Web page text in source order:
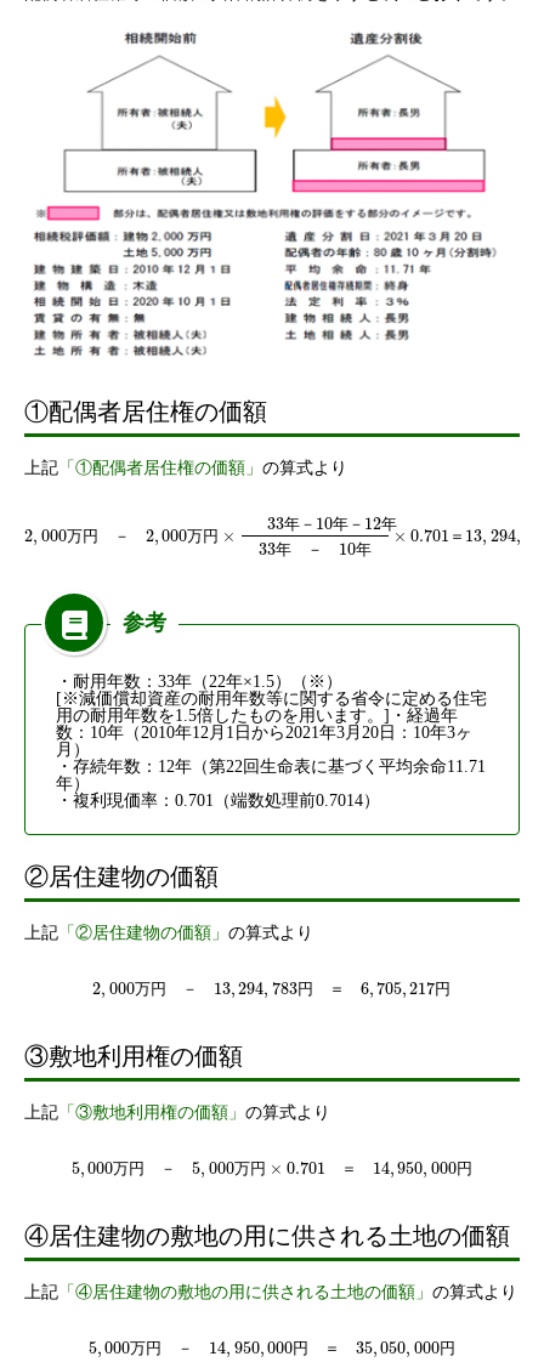
①配偶者居住権の価額
上記 「①配偶者居住権の価額」 の算式より
2, 000万円 － 2,000万円 ×
33年 － 10年 － 12年
33年 － 10年
× 0.701 ＝ 13, 294,
参考
・耐用年数：33年（22年×1.5）（※）
[※減価償却資産の耐用年数等に関する省令に定める住宅
用の耐用年数を1.5倍したものを用います。]・経過年
数：10年（2010年12月1日から2021年3月20日：10年3ヶ
月）
・存続年数：12年（第22回生命表に基づく平均余命11.71
年）
・複利現価率：0.701（端数処理前0.7014）
②居住建物の価額
上記 「②居住建物の価額」 の算式より
2, 000万円 － 13,294, 783円 ＝ 6,705,217円
③敷地利用権の価額
上記 「③敷地利用権の価額」 の算式より
5,000万円 － 5, 000万円 × 0.701 ＝ 14,950, 000円
④居住建物の敷地の用に供される土地の価額
上記 「④居住建物の敷地の用に供される土地の価額」 の算式より
5,000万円 － 14, 950,000円 ＝ 35, 050, 000円